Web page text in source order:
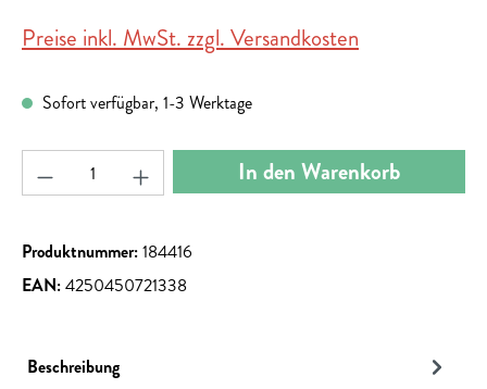
Preise inkl. MwSt. zzgl. Versandkosten
Sofort verfügbar, 1-3 Werktage
Produkt Anzahl: Gib den gewünschten Wert ein
In den Warenkorb
Produktnummer:184416
EAN:4250450721338
Beschreibung